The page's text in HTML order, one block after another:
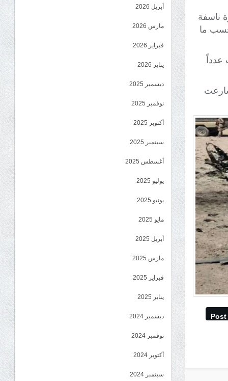
ناسفة
ما
عدداً
Post
أبريل 2026
مارس 2026
فبراير 2026
يناير 2026
ديسمبر 2025
نوفمبر 2025
أكتوبر 2025
سبتمبر 2025
أغسطس 2025
يوليو 2025
يونيو 2025
مايو 2025
أبريل 2025
مارس 2025
فبراير 2025
يناير 2025
ديسمبر 2024
نوفمبر 2024
أكتوبر 2024
سبتمبر 2024